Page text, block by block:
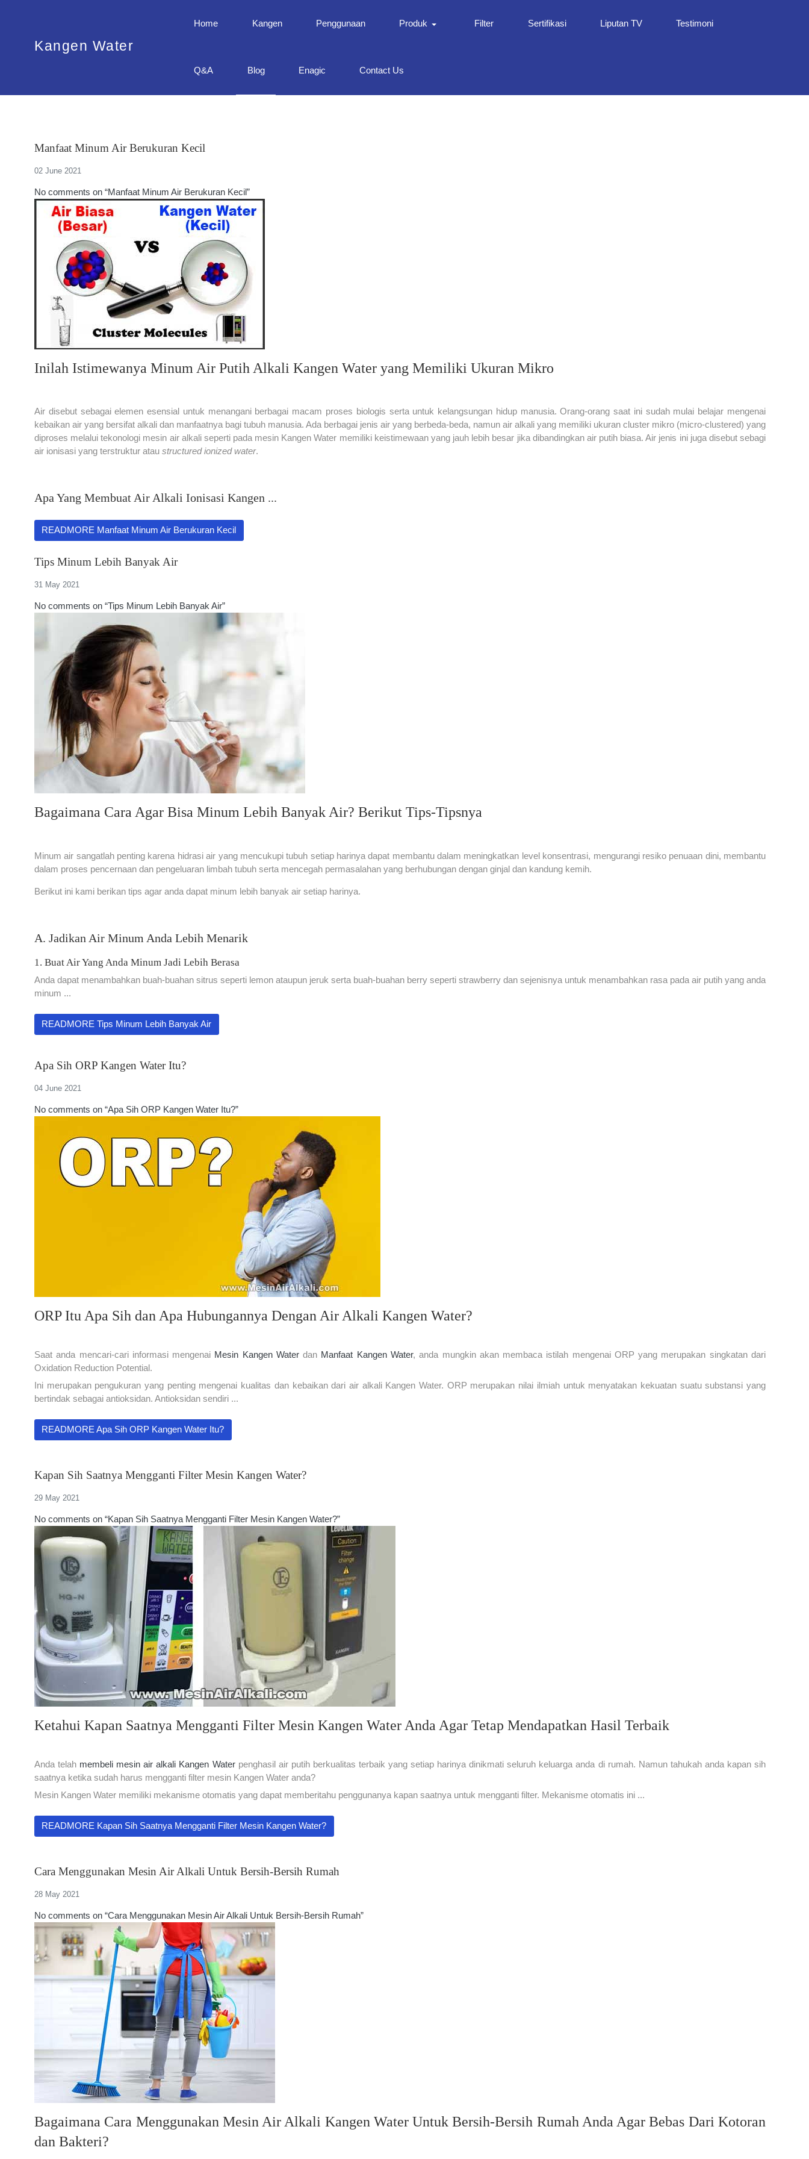
Kangen Water
Home Kangen Penggunaan Produk Filter Sertifikasi Liputan TV Testimoni
Q&A Blog Enagic Contact Us
Manfaat Minum Air Berukuran Kecil
02 June 2021
No comments on “Manfaat Minum Air Berukuran Kecil”
Inilah Istimewanya Minum Air Putih Alkali Kangen Water yang Memiliki Ukuran Mikro
Air disebut sebagai elemen esensial untuk menangani berbagai macam proses biologis serta untuk kelangsungan hidup manusia. Orang-orang saat ini sudah mulai belajar mengenai
kebaikan air yang bersifat alkali dan manfaatnya bagi tubuh manusia. Ada berbagai jenis air yang berbeda-beda, namun air alkali yang memiliki ukuran cluster mikro (micro-clustered) yang
diproses melalui tekonologi mesin air alkali seperti pada mesin Kangen Water memiliki keistimewaan yang jauh lebih besar jika dibandingkan air putih biasa. Air jenis ini juga disebut sebagi
air ionisasi yang terstruktur atau structured ionized water.
Apa Yang Membuat Air Alkali Ionisasi Kangen ...
READMORE Manfaat Minum Air Berukuran Kecil
Tips Minum Lebih Banyak Air
31 May 2021
No comments on “Tips Minum Lebih Banyak Air”
Bagaimana Cara Agar Bisa Minum Lebih Banyak Air? Berikut Tips-Tipsnya
Minum air sangatlah penting karena hidrasi air yang mencukupi tubuh setiap harinya dapat membantu dalam meningkatkan level konsentrasi, mengurangi resiko penuaan dini, membantu
dalam proses pencernaan dan pengeluaran limbah tubuh serta mencegah permasalahan yang berhubungan dengan ginjal dan kandung kemih.
Berikut ini kami berikan tips agar anda dapat minum lebih banyak air setiap harinya.
A. Jadikan Air Minum Anda Lebih Menarik
1. Buat Air Yang Anda Minum Jadi Lebih Berasa
Anda dapat menambahkan buah-buahan sitrus seperti lemon ataupun jeruk serta buah-buahan berry seperti strawberry dan sejenisnya untuk menambahkan rasa pada air putih yang anda
minum ...
READMORE Tips Minum Lebih Banyak Air
Apa Sih ORP Kangen Water Itu?
04 June 2021
No comments on “Apa Sih ORP Kangen Water Itu?”
ORP Itu Apa Sih dan Apa Hubungannya Dengan Air Alkali Kangen Water?
Saat anda mencari-cari informasi mengenai Mesin Kangen Waterdan Manfaat Kangen Water, anda mungkin akan membaca istilah mengenai ORP yang merupakan singkatan dari
Oxidation Reduction Potential.
Ini merupakan pengukuran yang penting mengenai kualitas dan kebaikan dari air alkali Kangen Water. ORP merupakan nilai ilmiah untuk menyatakan kekuatan suatu substansi yang
bertindak sebagai antioksidan. Antioksidan sendiri ...
READMORE Apa Sih ORP Kangen Water Itu?
Kapan Sih Saatnya Mengganti Filter Mesin Kangen Water?
29 May 2021
No comments on “Kapan Sih Saatnya Mengganti Filter Mesin Kangen Water?”
Ketahui Kapan Saatnya Mengganti Filter Mesin Kangen Water Anda Agar Tetap Mendapatkan Hasil Terbaik
Anda telah membeli mesin air alkali Kangen Waterpenghasil air putih berkualitas terbaik yang setiap harinya dinikmati seluruh keluarga anda di rumah. Namun tahukah anda kapan sih
saatnya ketika sudah harus mengganti filter mesin Kangen Water anda?
Mesin Kangen Water memiliki mekanisme otomatis yang dapat memberitahu penggunanya kapan saatnya untuk mengganti filter. Mekanisme otomatis ini ...
READMORE Kapan Sih Saatnya Mengganti Filter Mesin Kangen Water?
Cara Menggunakan Mesin Air Alkali Untuk Bersih-Bersih Rumah
28 May 2021
No comments on “Cara Menggunakan Mesin Air Alkali Untuk Bersih-Bersih Rumah”
Bagaimana Cara Menggunakan Mesin Air Alkali Kangen Water Untuk Bersih-Bersih Rumah Anda Agar Bebas Dari Kotoran
dan Bakteri?